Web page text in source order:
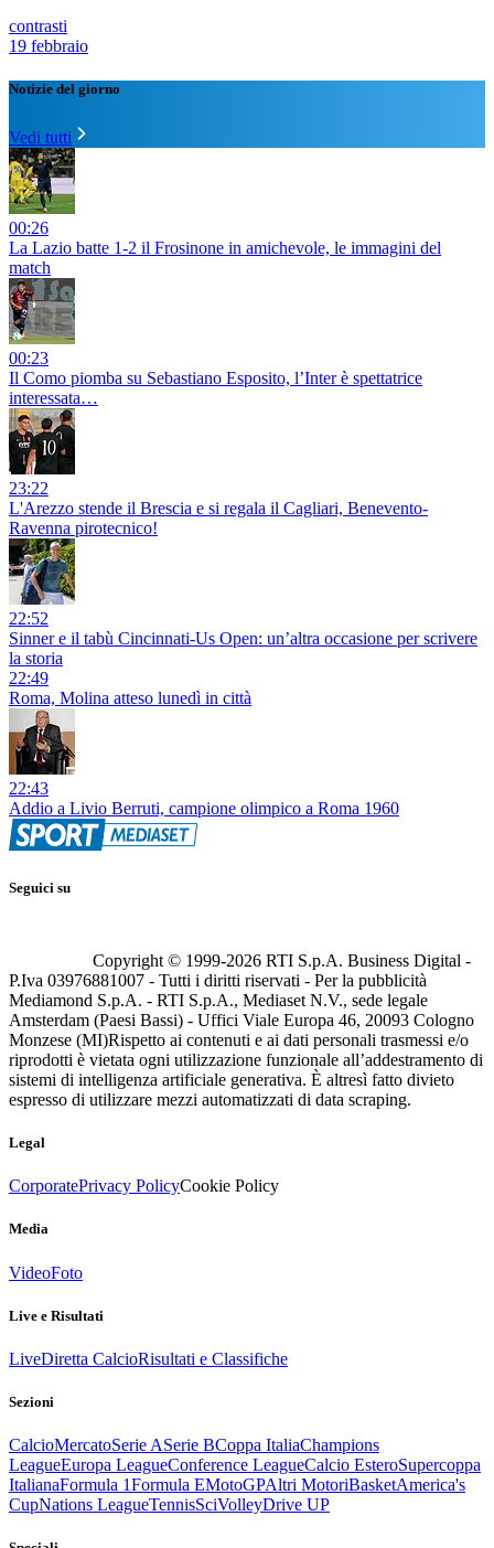
contrasti
19 febbraio
Notizie del giorno
Vedi tutti
00:26
La Lazio batte 1-2 il Frosinone in amichevole, le immagini del
match
00:23
Il Como piomba su Sebastiano Esposito, l’Inter è spettatrice
interessata…
23:22
L'Arezzo stende il Brescia e si regala il Cagliari, Benevento-
Ravenna pirotecnico!
22:52
Sinner e il tabù Cincinnati-Us Open: un’altra occasione per scrivere
la storia
22:49
Roma, Molina atteso lunedì in città
22:43
Addio a Livio Berruti, campione olimpico a Roma 1960
Seguici su
Copyright © 1999-2026 RTI S.p.A. Business Digital -
P.Iva 03976881007 - Tutti i diritti riservati - Per la pubblicità
Mediamond S.p.A. - RTI S.p.A., Mediaset N.V., sede legale
Amsterdam (Paesi Bassi) - Uffici Viale Europa 46, 20093 Cologno
Monzese (MI)Rispetto ai contenuti e ai dati personali trasmessi e/o
riprodotti è vietata ogni utilizzazione funzionale all’addestramento di
sistemi di intelligenza artificiale generativa. È altresì fatto divieto
espresso di utilizzare mezzi automatizzati di data scraping.
Legal
CorporatePrivacy PolicyCookie Policy
Media
VideoFoto
Live e Risultati
LiveDiretta CalcioRisultati e Classifiche
Sezioni
CalcioMercatoSerie ASerie BCoppa ItaliaChampions
LeagueEuropa LeagueConference LeagueCalcio EsteroSupercoppa
ItalianaFormula 1Formula EMotoGPAltri MotoriBasketAmerica's
CupNations LeagueTennisSciVolleyDrive UP